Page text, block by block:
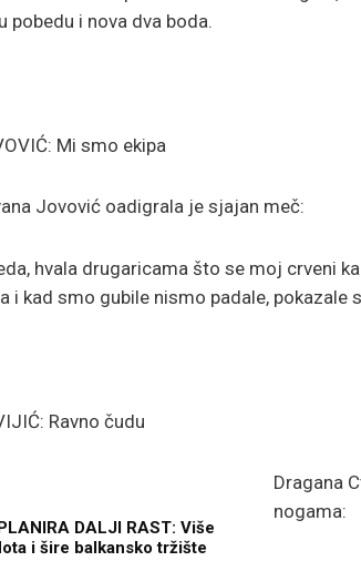
pobedu i nova dva boda.
Mi smo ekipa
Jovović oadigrala je sjajan meč:
hvala drugaricama što se moj crveni
i kad smo gubile nismo padale,
Ravno čudu
DALJI RAST: Više
i šire balkansko tržište
Dragana
nogama: